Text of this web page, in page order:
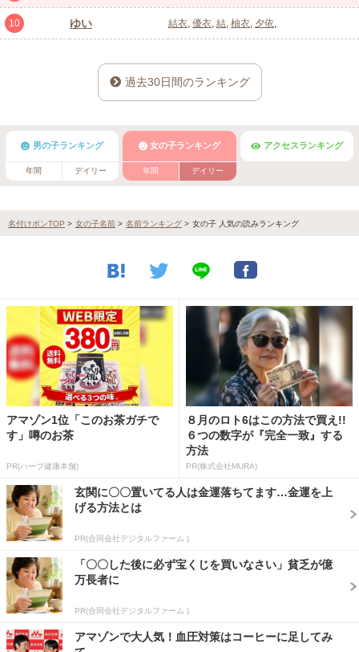
10 ゆい 結衣 優衣 結 柚衣 夕依
過去30日間のランキング
男の子ランキング
年間 デイリー
女の子ランキング
年間 デイリー
アクセスランキング
名付けポンTOP > 女の子名前 > 名前ランキング > 女の子 人気の読みランキング
アマゾン1位「このお茶ガチで
す」噂のお茶
PR(ハーブ健康本舗)
８月のロト6はこの方法で買え!!
６つの数字が『完全一致』する
方法
PR(株式会社MURA)
玄関に〇〇置いてる人は金運落ちてます…金運を上
げる方法とは
PR(合同会社デジタルファーム )
「〇〇した後に必ず宝くじを買いなさい」貧乏が億
万長者に
PR(合同会社デジタルファーム )
アマゾンで大人気！血圧対策はコーヒーに足してみ